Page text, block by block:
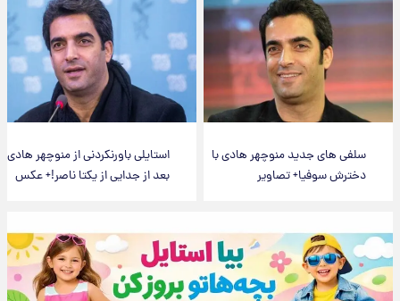
سلفی های جدید منوچهر هادی با
دخترش سوفیا+ تصاویر
استایلی باورنکردنی از منوچهر هادی
بعد از جدایی از یکتا ناصر!+ عکس